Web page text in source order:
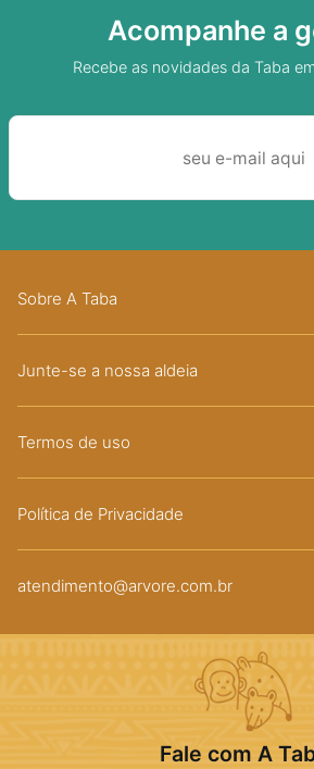
Acompanhe a
Recebe as novidades da Taba
Sobre A Taba
Junte-se a nossa aldeia
Termos de uso
Política de Privacidade
atendimento@arvore.com.br
Fale com A